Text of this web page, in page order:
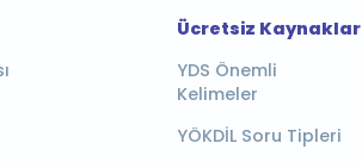
Ücretsiz Kaynaklar
YDS Önemli
Kelimeler
YÖKDİL Soru Tipleri